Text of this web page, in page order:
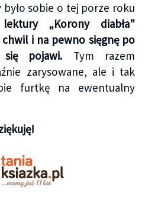
sobie o tej porze roku
„Korony diabła”
chwil i na pewno sięgnę po
pojawi. Tym razem
zarysowane, ale i tak
furtkę na ewentualny